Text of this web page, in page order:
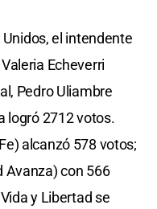
Unidos, el intendente
Echeverri
Pedro Uliambre
logró 2712 votos.
alcanzó 578 votos;
Avanza) con 566
y Libertad se